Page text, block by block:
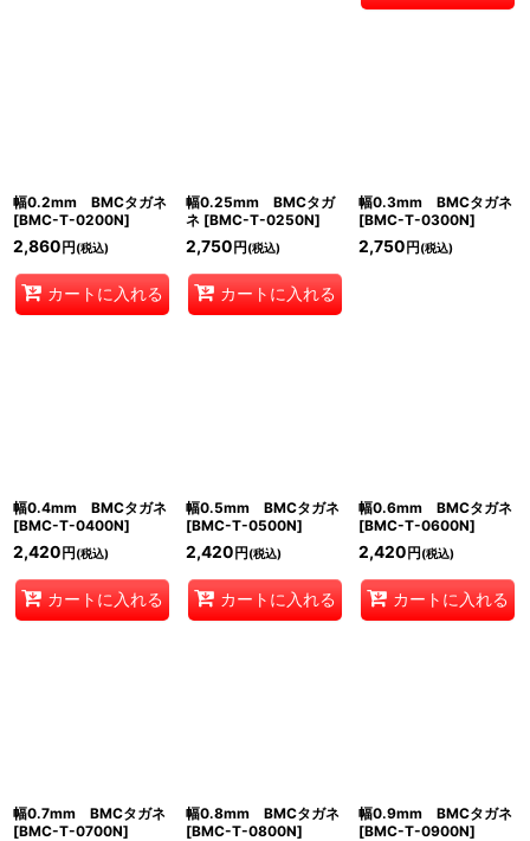
幅0.2mm BMCタガネ
[BMC-T-0200N]
2,860 円 (税込)
カートに入れる
幅0.25mm BMCタガ
ネ [BMC-T-0250N]
2,750 円 (税込)
カートに入れる
幅0.3mm BMCタガネ
[BMC-T-0300N]
2,750 円 (税込)
幅0.4mm BMCタガネ
[BMC-T-0400N]
2,420 円 (税込)
カートに入れる
幅0.5mm BMCタガネ
[BMC-T-0500N]
2,420 円 (税込)
カートに入れる
幅0.6mm BMCタガネ
[BMC-T-0600N]
2,420 円 (税込)
カートに入れる
幅0.7mm BMCタガネ
[BMC-T-0700N]
幅0.8mm BMCタガネ
[BMC-T-0800N]
幅0.9mm BMCタガネ
[BMC-T-0900N]